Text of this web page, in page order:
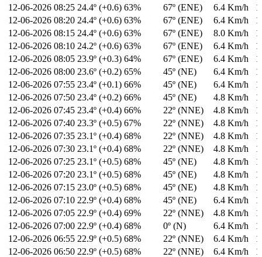
12-06-2026 08:25 24.4º (+0.6) 63% 67º (ENE) 6.4 Km/h
12-06-2026 08:20 24.4º (+0.6) 63% 67º (ENE) 6.4 Km/h
12-06-2026 08:15 24.4º (+0.6) 63% 67º (ENE) 8.0 Km/h
12-06-2026 08:10 24.2º (+0.6) 63% 67º (ENE) 6.4 Km/h
12-06-2026 08:05 23.9º (+0.3) 64% 67º (ENE) 6.4 Km/h
12-06-2026 08:00 23.6º (+0.2) 65% 45º (NE) 6.4 Km/h
12-06-2026 07:55 23.4º (+0.1) 66% 45º (NE) 6.4 Km/h
12-06-2026 07:50 23.4º (+0.2) 66% 45º (NE) 4.8 Km/h
12-06-2026 07:45 23.4º (+0.4) 66% 22º (NNE) 4.8 Km/h
12-06-2026 07:40 23.3º (+0.5) 67% 22º (NNE) 4.8 Km/h
12-06-2026 07:35 23.1º (+0.4) 68% 22º (NNE) 4.8 Km/h
12-06-2026 07:30 23.1º (+0.4) 68% 22º (NNE) 4.8 Km/h
12-06-2026 07:25 23.1º (+0.5) 68% 45º (NE) 4.8 Km/h
12-06-2026 07:20 23.1º (+0.5) 68% 45º (NE) 4.8 Km/h
12-06-2026 07:15 23.0º (+0.5) 68% 45º (NE) 4.8 Km/h
12-06-2026 07:10 22.9º (+0.4) 68% 45º (NE) 6.4 Km/h
12-06-2026 07:05 22.9º (+0.4) 69% 22º (NNE) 4.8 Km/h
12-06-2026 07:00 22.9º (+0.4) 68% 0º (N) 6.4 Km/h
12-06-2026 06:55 22.9º (+0.5) 68% 22º (NNE) 6.4 Km/h
12-06-2026 06:50 22.9º (+0.5) 68% 22º (NNE) 6.4 Km/h